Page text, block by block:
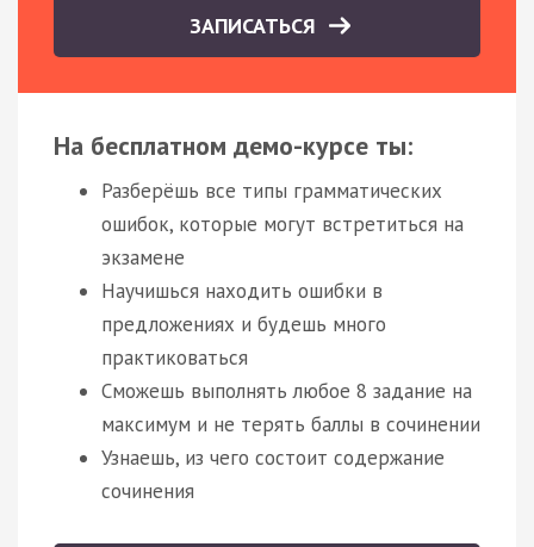
ЗАПИСАТЬСЯ
На бесплатном демо-курсе ты:
Разберёшь все типы грамматических
ошибок, которые могут встретиться на
экзамене
Научишься находить ошибки в
предложениях и будешь много
практиковаться
Сможешь выполнять любое 8 задание на
максимум и не терять баллы в сочинении
Узнаешь, из чего состоит содержание
сочинения